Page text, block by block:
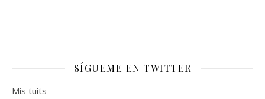
SÍGUEME EN TWITTER
Mis tuits